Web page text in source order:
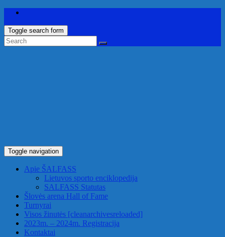
Toggle search form
Toggle navigation
Apie ŠALFASS
Lietuvos sporto enciklopedija
SALFASS Statutas
Šlovės arena Hall of Fame
Turnyrai
Visos žinutės [cleanarchivesreloaded]
2023m. – 2024m. Registracija
Kontaktai